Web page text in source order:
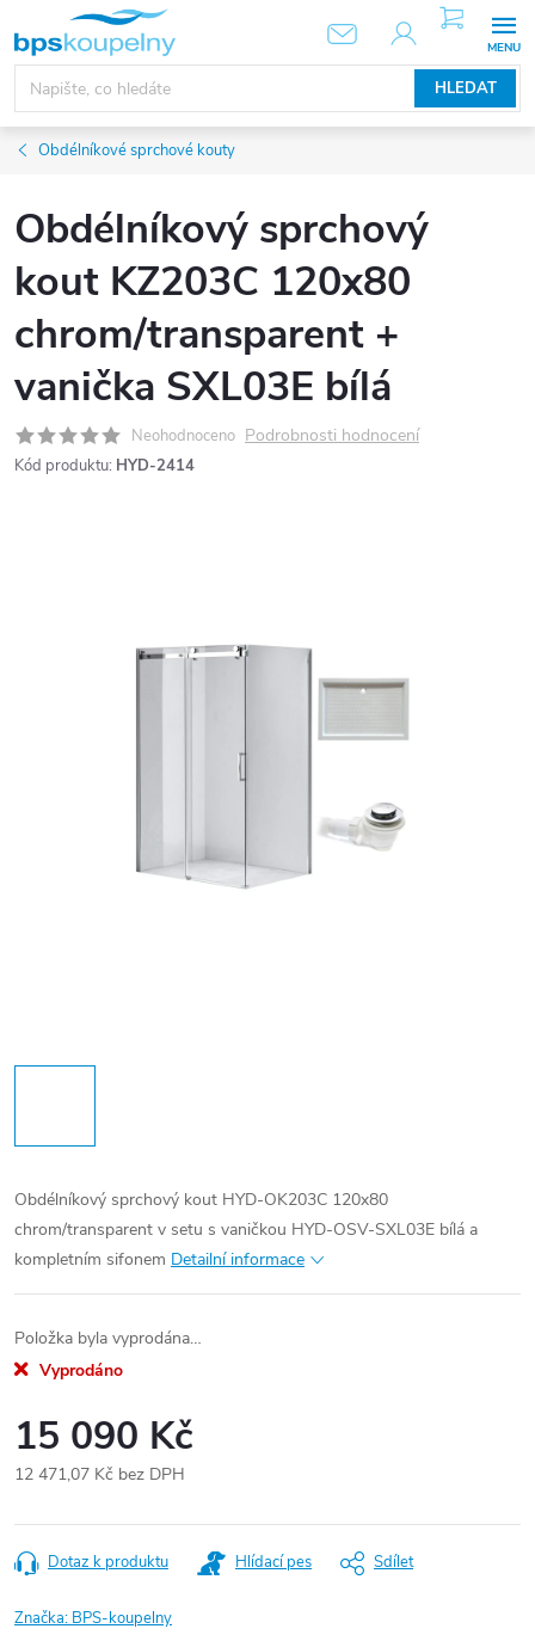
obsah
HLEDAT
NÁKUPNÍ
KOŠÍK
Obdélníkové sprchové kouty
Obdélníkový sprchový
kout KZ203C 120x80
chrom/transparent +
vanička SXL03E bílá
Neohodnoceno Podrobnosti hodnocení
Kód produktu: HYD-2414
Obdélníkový sprchový kout HYD-OK203C 120x80
chrom/transparent v setu s vaničkou HYD-OSV-SXL03E bílá a
kompletním sifonem Detailní informace
Položka byla vyprodána…
Vyprodáno
15 090 Kč
12 471,07 Kč bez DPH
cena:
Dotaz k produktu Hlídací pes Sdílet
Značka: BPS-koupelny